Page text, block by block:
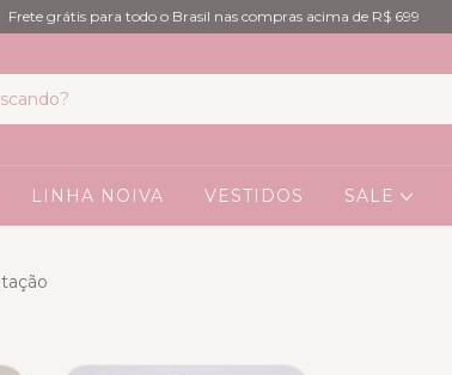
Frete grátis para todo o Brasil nas compras acima de R$ 699
LINHA NOIVA VESTIDOS SALE